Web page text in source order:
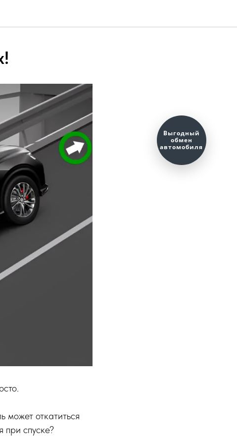
может откатиться
при спуске?
Оценить ваш
автомобиль?